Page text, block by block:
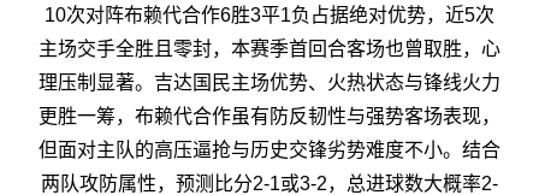
10次对阵布赖代合作6胜3平1负占据绝对优势，近5次
主场交手全胜且零封，本赛季首回合客场也曾取胜，心
理压制显著。吉达国民主场优势、火热状态与锋线火力
更胜一筹，布赖代合作虽有防反韧性与强势客场表现，
但面对主队的高压逼抢与历史交锋劣势难度不小。结合
两队攻防属性，预测比分2-1或3-2，总进球数大概率2-